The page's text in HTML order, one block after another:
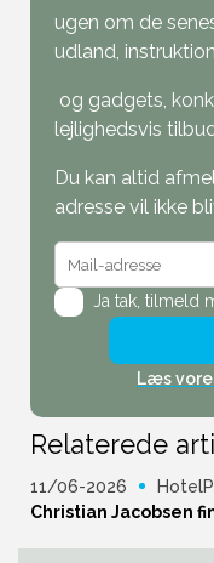
ugen om de
udland,
og gadgets,
lejlighedsvis
Du kan altid
adresse vil ikke
Ja tak, tilmeld
Læs
Relaterede
11/06-2026
Christian Jacobsen